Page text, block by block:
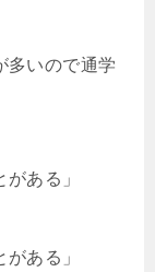
多いので通学
ある」
ある」